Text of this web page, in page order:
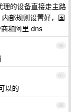
的设备直接走主路
部规则设置好，国
和阿里 dns
66
67
以的
68